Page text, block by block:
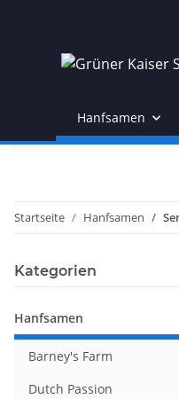
Hanfsamen
Startseite Hanfsamen
Kategorien
Hanfsamen
Barney's Farm
Dutch Passion